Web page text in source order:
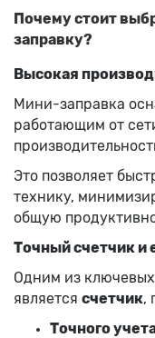
Почему стоит
заправку?
Высокая
Мини-заправка
работающим от
Это позволяет
технику,
общую
Точный счетчик и
Одним из
является счетчик,
Точного